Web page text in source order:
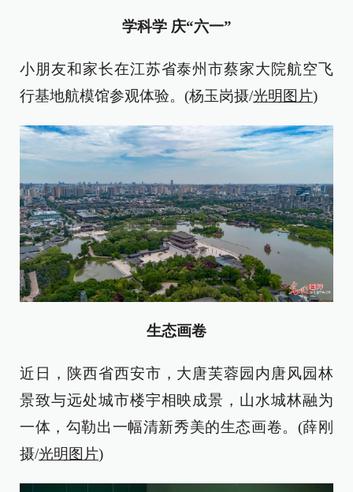
学科学 庆“六一”
小朋友和家长在江苏省泰州市蔡家大院航空飞
行基地航模馆参观体验。(杨玉岗摄/光明图片)
生态画卷
近日，陕西省西安市，大唐芙蓉园内唐风园林
景致与远处城市楼宇相映成景，山水城林融为
一体，勾勒出一幅清新秀美的生态画卷。(薛刚
摄/光明图片)